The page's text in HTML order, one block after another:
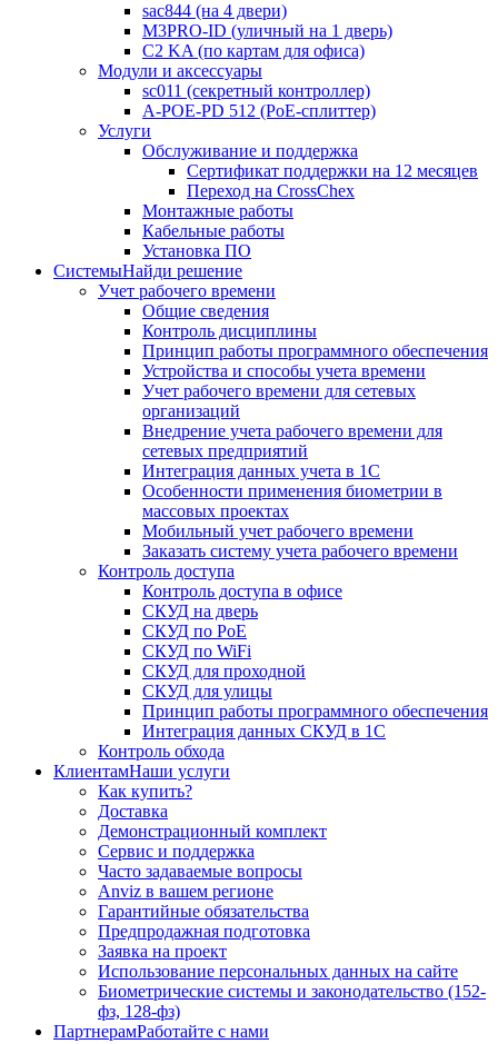
sac844 (на 4 двери)
M3PRO-ID (уличный на 1 дверь)
C2 KA (по картам для офиса)
Модули и аксессуары
sc011 (секретный контроллер)
A-POE-PD 512 (PoE-сплиттер)
Услуги
Обслуживание и поддержка
Сертификат поддержки на 12 месяцев
Переход на CrossChex
Монтажные работы
Кабельные работы
Установка ПО
СистемыНайди решение
Учет рабочего времени
Общие сведения
Контроль дисциплины
Принцип работы программного обеспечения
Устройства и способы учета времени
Учет рабочего времени для сетевых
организаций
Внедрение учета рабочего времени для
сетевых предприятий
Интеграция данных учета в 1С
Особенности применения биометрии в
массовых проектах
Мобильный учет рабочего времени
Заказать систему учета рабочего времени
Контроль доступа
Контроль доступа в офисе
СКУД на дверь
СКУД по PoE
СКУД по WiFi
СКУД для проходной
СКУД для улицы
Принцип работы программного обеспечения
Интеграция данных СКУД в 1С
Контроль обхода
КлиентамНаши услуги
Как купить?
Доставка
Демонстрационный комплект
Сервис и поддержка
Часто задаваемые вопросы
Anviz в вашем регионе
Гарантийные обязательства
Предпродажная подготовка
Заявка на проект
Использование персональных данных на сайте
Биометрические системы и законодательство (152-
фз, 128-фз)
ПартнерамРаботайте с нами